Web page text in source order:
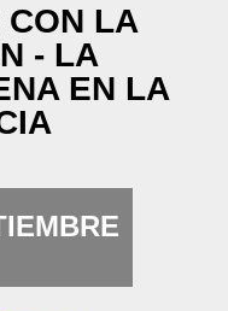
CON LA
- LA
EN LA